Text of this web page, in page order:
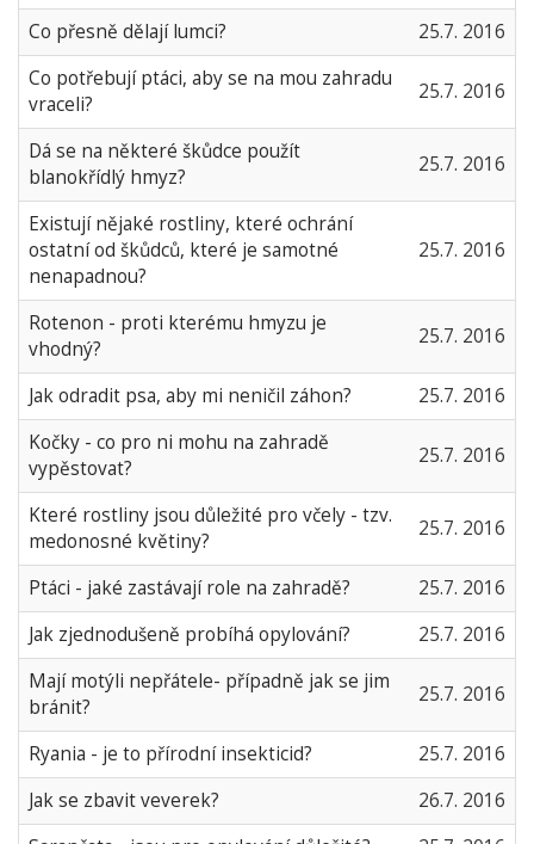
Co přesně dělají lumci?
25.7. 2016
Co potřebují ptáci, aby se na mou zahradu
vraceli?
25.7. 2016
Dá se na některé škůdce použít
blanokřídlý hmyz?
25.7. 2016
Existují nějaké rostliny, které ochrání
ostatní od škůdců, které je samotné
nenapadnou?
25.7. 2016
Rotenon - proti kterému hmyzu je
vhodný?
25.7. 2016
Jak odradit psa, aby mi neničil záhon?
25.7. 2016
Kočky - co pro ni mohu na zahradě
vypěstovat?
25.7. 2016
Které rostliny jsou důležité pro včely - tzv.
medonosné květiny?
25.7. 2016
Ptáci - jaké zastávají role na zahradě?
25.7. 2016
Jak zjednodušeně probíhá opylování?
25.7. 2016
Mají motýli nepřátele- případně jak se jim
bránit?
25.7. 2016
Ryania - je to přírodní insekticid?
25.7. 2016
Jak se zbavit veverek?
26.7. 2016